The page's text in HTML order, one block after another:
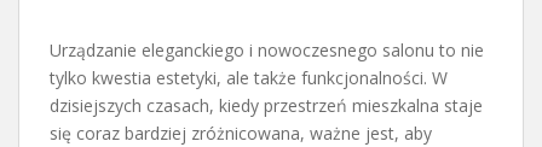
Urządzanie eleganckiego i nowoczesnego salonu to nie
tylko kwestia estetyki, ale także funkcjonalności. W
dzisiejszych czasach, kiedy przestrzeń mieszkalna staje
się coraz bardziej zróżnicowana, ważne jest, aby